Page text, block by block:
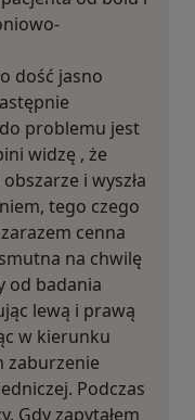
dość jasno
problemu jest
widzę , że
i wyszła
tego czego
cenna
na chwilę
od badania
lewą i prawą
w kierunku
zaburzenie
Podczas
Gdy zapytałem